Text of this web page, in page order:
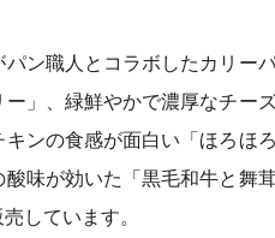
ン職人とコラボしたカリー
」、緑鮮やかで濃厚なチー
ンの食感が面白い「ほろほ
味が効いた「黒毛和牛と舞
しています。